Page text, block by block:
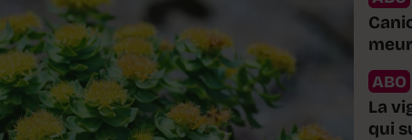
ABO
La
qui